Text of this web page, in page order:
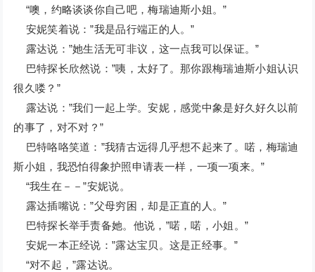
“噢，约略谈谈你自己吧，梅瑞迪斯小姐。”
安妮笑着说：”我是品行端正的人。”
露达说：”她生活无可非议，这一点我可以保证。”
巴特探长欣然说：”咦，太好了。那你跟梅瑞迪斯小姐认识
很久喽？”
露达说：”我们一起上学。安妮，感觉中象是好久好久以前
的事了，对不对？”
巴特咯咯笑道：”我猜古远得几乎想不起来了。喏，梅瑞迪
斯小姐，我恐怕得象护照申请表一样，一项一项来。”
“我生在－－”安妮说。
露达插嘴说：”父母穷困，却是正直的人。”
巴特探长举手责备她。他说，”喏，喏，小姐。”
安妮一本正经说：”露达宝贝。这是正经事。”
“对不起，”露达说。